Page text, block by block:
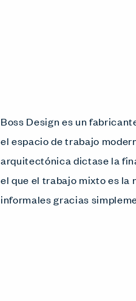
Boss Design es un
el espacio de trabajo
arquitectónica dictase la
el que el trabajo mixto es la
informales gracias